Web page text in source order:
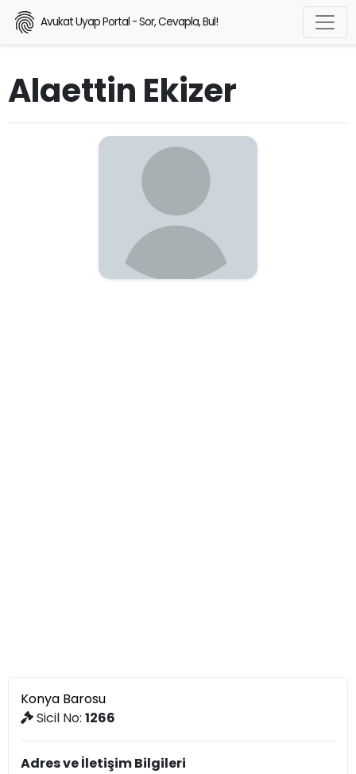
Avukat Uyap Portal - Sor, Cevapla, Bul!
Alaettin Ekizer
Konya Barosu
Sicil No:1266
Adres ve İletişim Bilgileri